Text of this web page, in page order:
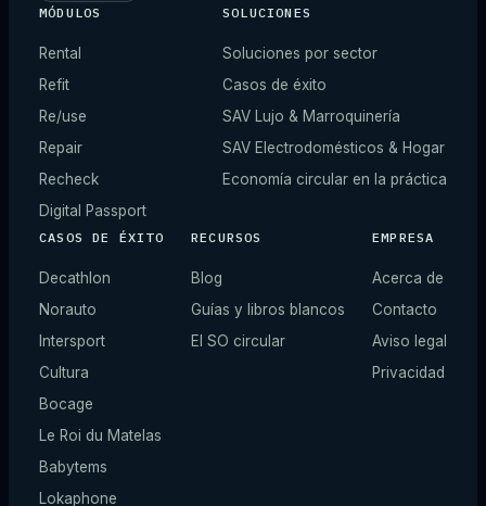
MÓDULOS
Rental
Refit
Re/use
Repair
Recheck
Digital Passport
SOLUCIONES
Soluciones por sector
Casos de éxito
SAV Lujo & Marroquinería
SAV Electrodomésticos & Hogar
Economía circular en la práctica
CASOS DE ÉXITO
Decathlon
Norauto
Intersport
Cultura
Bocage
Le Roi du Matelas
Babytems
Lokaphone
RECURSOS
Blog
Guías y libros blancos
El SO circular
EMPRESA
Acerca de
Contacto
Aviso legal
Privacidad